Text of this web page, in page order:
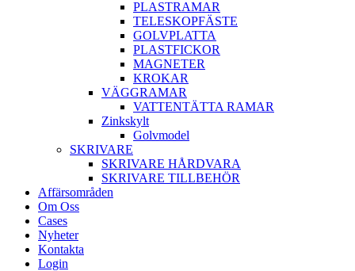
PLASTRAMAR
TELESKOPFÄSTE
GOLVPLATTA
PLASTFICKOR
MAGNETER
KROKAR
VÄGGRAMAR
VATTENTÄTTA RAMAR
Zinkskylt
Golvmodel
SKRIVARE
SKRIVARE HÅRDVARA
SKRIVARE TILLBEHÖR
Affärsområden
Om Oss
Cases
Nyheter
Kontakta
Login